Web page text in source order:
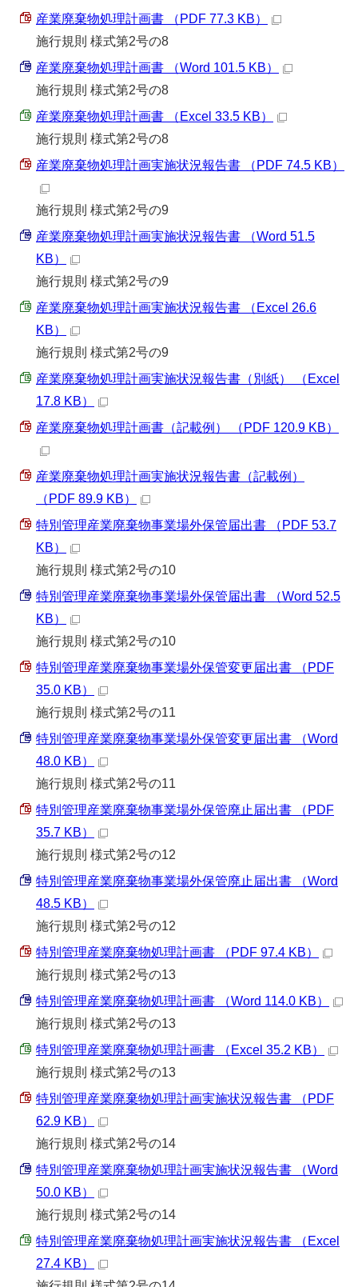
産業廃棄物処理計画書 （PDF 77.3 KB）
施行規則 様式第2号の8
産業廃棄物処理計画書 （Word 101.5 KB）
施行規則 様式第2号の8
産業廃棄物処理計画書 （Excel 33.5 KB）
施行規則 様式第2号の8
産業廃棄物処理計画実施状況報告書 （PDF 74.5 KB）
施行規則 様式第2号の9
産業廃棄物処理計画実施状況報告書 （Word 51.5
KB）
施行規則 様式第2号の9
産業廃棄物処理計画実施状況報告書 （Excel 26.6
KB）
施行規則 様式第2号の9
産業廃棄物処理計画実施状況報告書（別紙） （Excel
17.8 KB）
産業廃棄物処理計画書（記載例） （PDF 120.9 KB）
産業廃棄物処理計画実施状況報告書（記載例）
（PDF 89.9 KB）
特別管理産業廃棄物事業場外保管届出書 （PDF 53.7
KB）
施行規則 様式第2号の10
特別管理産業廃棄物事業場外保管届出書 （Word 52.5
KB）
施行規則 様式第2号の10
特別管理産業廃棄物事業場外保管変更届出書 （PDF
35.0 KB）
施行規則 様式第2号の11
特別管理産業廃棄物事業場外保管変更届出書 （Word
48.0 KB）
施行規則 様式第2号の11
特別管理産業廃棄物事業場外保管廃止届出書 （PDF
35.7 KB）
施行規則 様式第2号の12
特別管理産業廃棄物事業場外保管廃止届出書 （Word
48.5 KB）
施行規則 様式第2号の12
特別管理産業廃棄物処理計画書 （PDF 97.4 KB）
施行規則 様式第2号の13
特別管理産業廃棄物処理計画書 （Word 114.0 KB）
施行規則 様式第2号の13
特別管理産業廃棄物処理計画書 （Excel 35.2 KB）
施行規則 様式第2号の13
特別管理産業廃棄物処理計画実施状況報告書 （PDF
62.9 KB）
施行規則 様式第2号の14
特別管理産業廃棄物処理計画実施状況報告書 （Word
50.0 KB）
施行規則 様式第2号の14
特別管理産業廃棄物処理計画実施状況報告書 （Excel
27.4 KB）